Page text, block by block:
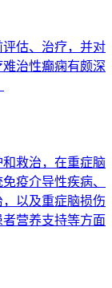
估、治疗，并对
治性癫痫有颇深
救治，在重症脑
疫介导性疾病、
以及重症脑损伤
营养支持等方面